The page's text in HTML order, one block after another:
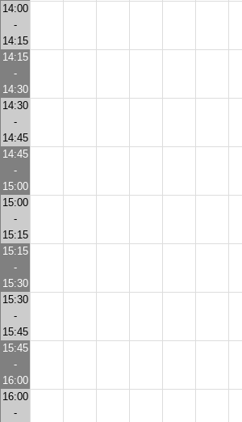
14:00
-
14:15
14:15
-
14:30
14:30
-
14:45
14:45
-
15:00
15:00
-
15:15
15:15
-
15:30
15:30
-
15:45
15:45
-
16:00
16:00
-